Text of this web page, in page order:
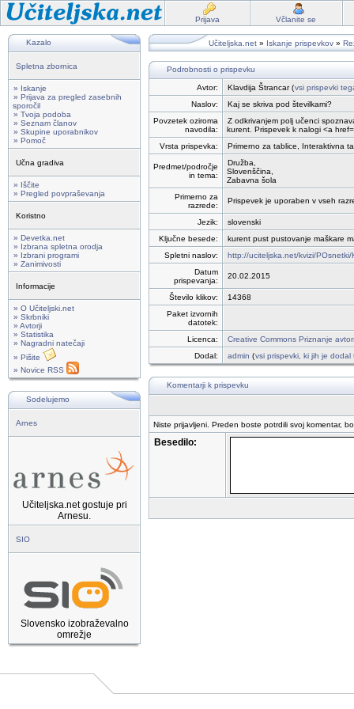
Prijava Včlanite se
Kazalo
Spletna zbornica
» Iskanje
» Prijava za pregled zasebnih
sporočil
» Tvoja podoba
» Seznam članov
» Skupine uporabnikov
» Pomoč
Učna gradiva
» Iščite
» Pregled povpraševanja
Koristno
» Devetka.net
» Izbrana spletna orodja
» Izbrani programi
» Zanimivosti
Informacije
» O Učiteljski.net
» Skrbniki
» Avtorji
» Statistika
» Nagradni natečaji
» Pišite
» Novice RSS
Sodelujemo
Arnes
Učiteljska.net gostuje pri
Arnesu.
SIO
Slovensko izobraževalno
omrežje
Učiteljska.net » Iskanje prispevkov »
Podrobnosti o prispevku
Avtor: Klavdija Štrancar (vsi prispevki
Naslov:
Kaj se skriva pod številkami?
Povzetek oziroma
navodila:
Z odkrivanjem polj učenci
kurent. Prispevek k nalogi <a
Vrsta prispevka:
Primerno za tablice, Interaktivna
Predmet/področje
in tema:
Družba,
Slovenščina,
Zabavna šola
Primerno za
razrede:
Prispevek je uporaben v vseh
Jezik:
slovenski
Ključne besede:
kurent pust pustovanje maškare
Spletni naslov:
http://uciteljska.net/kvizi/
Datum
prispevanja:
20.02.2015
Število klikov:
14368
Paket izvornih
datotek:
Licenca:
Creative Commons Priznanje
Dodal:
admin (vsi prispevki, ki jih je dodal
Komentarji k prispevku
Niste prijavljeni. Preden boste potrdili svoj komentar,
Besedilo: